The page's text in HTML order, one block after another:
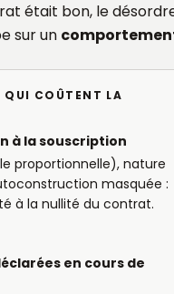
était bon, le
sur un
QUI COÛTENT LA
à la souscription
proportionnelle), nature
masquée :
à la nullité du contrat.
en cours de